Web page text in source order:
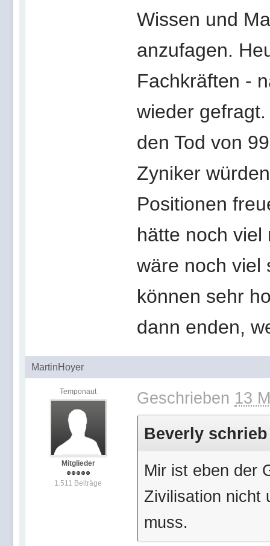
Wissen und
anzufagen.
Fachkräften -
wieder
den Tod von
Zyniker
Positionen
hätte noch viel
wäre noch viel
können sehr
dann enden,
MartinHoyer
Temponaut
Mitglieder
1.511 Beiträge
Geschrieben 13
Beverly schrieb
Mir ist eben der
Zivilisation nicht
muss.